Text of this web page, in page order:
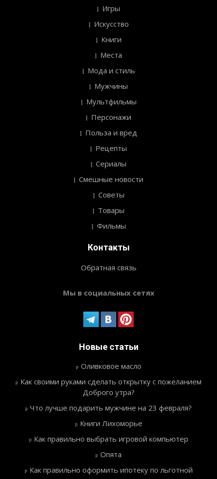
Игры
Искусство
Книги
Места
Мода и стиль
Мужчины
Мультфильмы
Персонажи
Польза и вред
Рецепты
Сериалы
Смешные новости
Советы
Товары
Фильмы
Контакты
Обратная связь
Мы в социальных сетях
Новые статьи
Оливковое масло
Как своими руками сделать открытку с пожеланием
Доброго утра?
Что лучше подарить мужчине на 23 февраля?
Книги Лихоморье
Как правильно выбрать игровой компьютер
Опята
Как правильно оформить ипотеку по льготной